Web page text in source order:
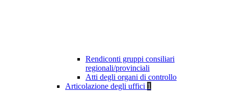
Rendiconti gruppi consiliari
regionali/provinciali
Atti degli organi di controllo
Articolazione degli uffici 1